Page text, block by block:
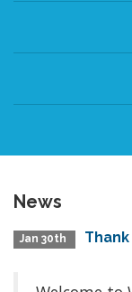
News
Jan 30th